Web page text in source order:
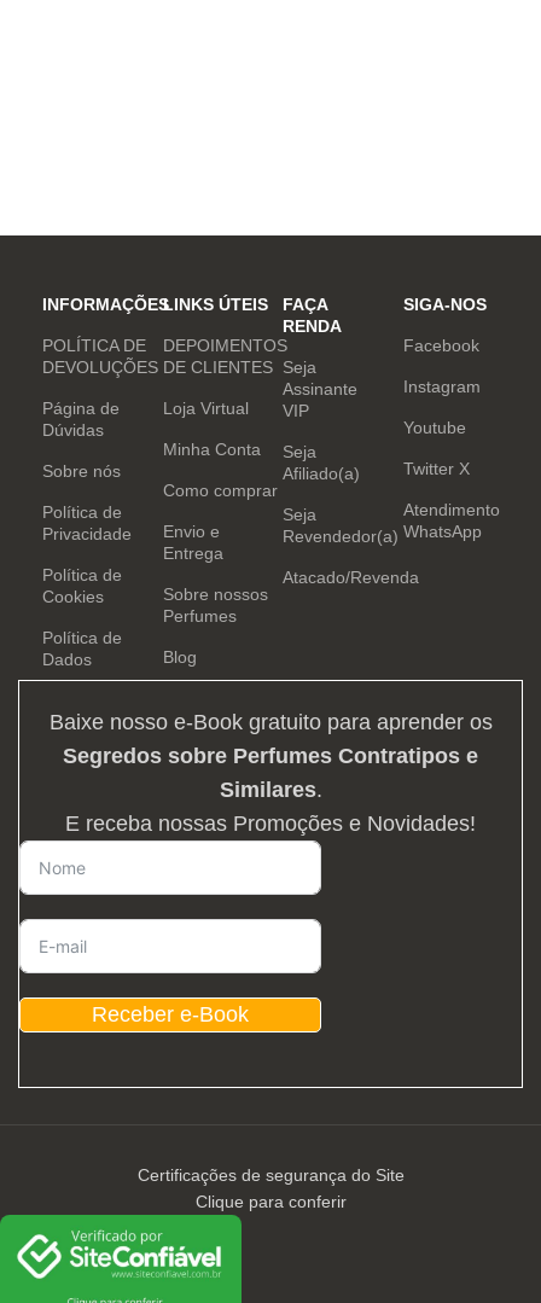
INFORMAÇÕES
POLÍTICA DE
DEVOLUÇÕES
Página de
Dúvidas
Sobre nós
Política de
Privacidade
Política de
Cookies
Política de
Dados
LINKS ÚTEIS
DEPOIMENTOS
DE CLIENTES
Loja Virtual
Minha Conta
Como comprar
Envio e
Entrega
Sobre nossos
Perfumes
Blog
FAÇA
RENDA
Seja
Assinante
VIP
Seja
Afiliado(a)
Seja
Revendedor(a)
Atacado/Revenda
SIGA-NOS
Facebook
Instagram
Youtube
Twitter X
Atendimento
WhatsApp
Baixe nosso e-Book gratuito para aprender os
Segredos sobre Perfumes Contratipos e
Similares.
E receba nossas Promoções e Novidades!
Receber e-Book
Certificações de segurança do Site
Clique para conferir